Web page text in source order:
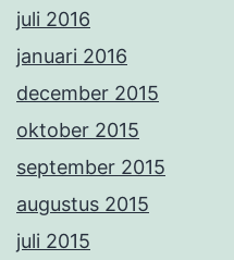
juli 2016
januari 2016
december 2015
oktober 2015
september 2015
augustus 2015
juli 2015